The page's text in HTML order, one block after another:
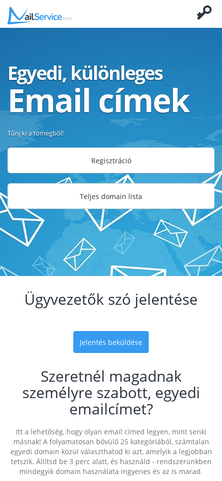
Egyedi, különleges
Email címek
Tűnj ki a tömegből!
Regisztráció
Teljes domain lista
Ügyvezetők szó jelentése
Jelentés beküldése
Szeretnél magadnak
személyre szabott, egyedi
emailcímet?
Itt a lehetőség, hogy olyan email címed legyen, mint senki
másnak! A folyamatosan bővülő 25 kategóriából, számtalan
egyedi domain közül választhatod ki azt, amelyik a legjobban
tetszik. Állítsd be 3 perc alatt, és használd - rendszerünkben
mindegyik domain használata ingyenes és az is marad.